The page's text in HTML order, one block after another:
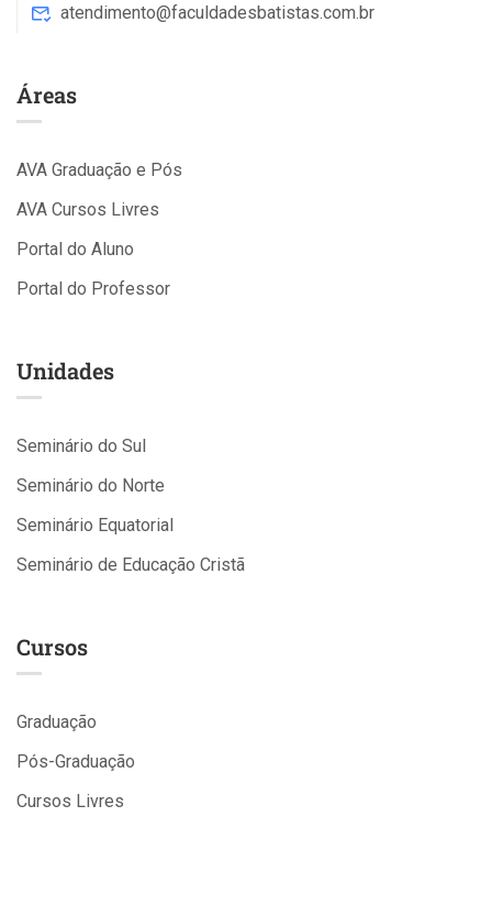
atendimento@faculdadesbatistas.com.br
Áreas
AVA Graduação e Pós
AVA Cursos Livres
Portal do Aluno
Portal do Professor
Unidades
Seminário do Sul
Seminário do Norte
Seminário Equatorial
Seminário de Educação Cristã
Cursos
Graduação
Pós-Graduação
Cursos Livres